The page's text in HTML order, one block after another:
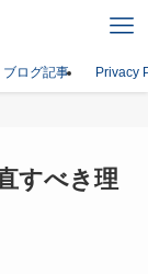
ブログ記事 Privacy
すべき理